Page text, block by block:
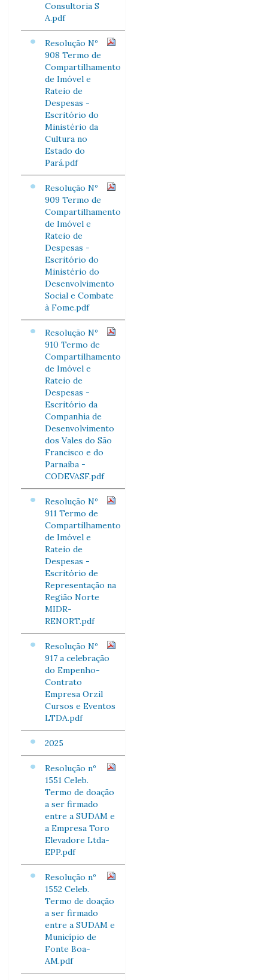
Consultoria S
A.pdf
Resolução Nº
908 Termo de
Compartilhamento
de Imóvel e
Rateio de
Despesas -
Escritório do
Ministério da
Cultura no
Estado do
Pará.pdf
Resolução Nº
909 Termo de
Compartilhamento
de Imóvel e
Rateio de
Despesas -
Escritório do
Ministério do
Desenvolvimento
Social e Combate
à Fome.pdf
Resolução Nº
910 Termo de
Compartilhamento
de Imóvel e
Rateio de
Despesas -
Escritório da
Companhia de
Desenvolvimento
dos Vales do São
Francisco e do
Parnaíba -
CODEVASF.pdf
Resolução Nº
911 Termo de
Compartilhamento
de Imóvel e
Rateio de
Despesas -
Escritório de
Representação na
Região Norte
MIDR-
RENORT.pdf
Resolução Nº
917 a celebração
do Empenho-
Contrato
Empresa Orzil
Cursos e Eventos
LTDA.pdf
2025
Resolução nº
1551 Celeb.
Termo de doação
a ser firmado
entre a SUDAM e
a Empresa Toro
Elevadore Ltda-
EPP.pdf
Resolução nº
1552 Celeb.
Termo de doação
a ser firmado
entre a SUDAM e
Município de
Fonte Boa-
AM.pdf